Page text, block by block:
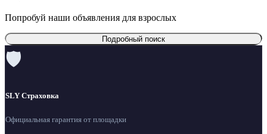
Попробуй наши объявления для взрослых
Подробный поиск
🛡
SLY Страховка
Официальная гарантия от площадки